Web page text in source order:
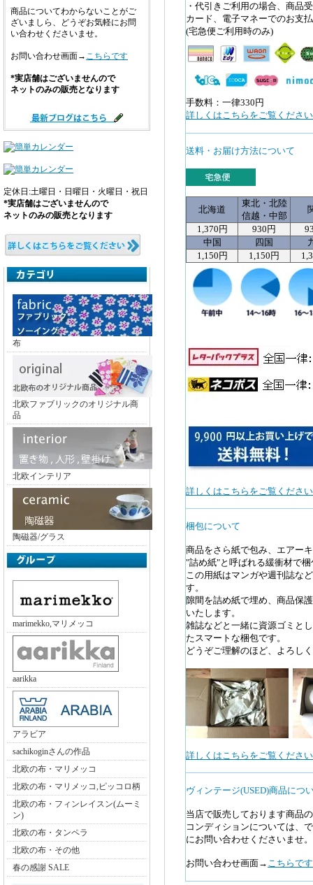
商品についてわからないことがご
ざいましら、どうぞお気軽にお問
い合わせくださいませ。
お問い合わせ画面→ こちらです
*実店舗はございませんので
ネットのみの販売となります
定休日:土曜日・日曜日・火曜日・祝日
*実店舗はございませんので
ネットのみの販売となります
布
北欧ファブリックのオリジナル商
品
北欧インテリア
陶磁器/グラス
marimekko,マリメッコ
aarikka
アラビア
sachikoginさんの作品
北欧の布・マリメッコ
北欧の布・マリメッコ,ピッコロ柄
北欧の布・フィンレイスン(ムーミ
ン)
北欧の布・タンペラ
北欧の布・その他
春の感謝 SALE
・代引きご利用の場合、商品
カード、電子マネーでのお支
(宅急便ご利用時のみ)
手数料：一律330円
詳しくはこちらをご覧くださ
送料・お届け方法について
北海道
東北・北陸
信越・中部
1,370円
930円
中国
四国
1,150円
1,150円
詳しくはこちらをご覧くださ
梱包について
商品をさら紙で包み、エアー
"詰め紙"と呼ばれる緩衝材で
この用紙はマンガや週刊誌な
す。
隙間を詰め紙で埋め、商品保
いたします。
雑誌などと一緒に資源ゴミと
たスマートな梱包です。
どうぞご理解のほど、よろし
詳しくはこちらをご覧くださ
ヴィンテージ(USED)商品につ
当店で販売しております商品
コンディションについては、
にお問い合わせくださいませ。
お問い合わせ画面→ こちらです